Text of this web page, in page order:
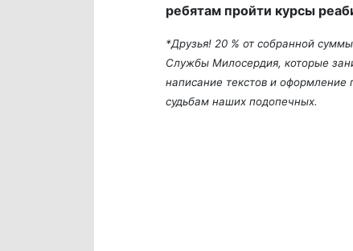
ребятам пройти курсы
*Друзья! 20 % от собранной
Службы Милосердия, которые
написание текстов и
судьбам наших подопечных.